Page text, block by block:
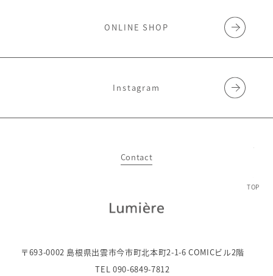
TOP
ONLINE SHOP
Instagram
Contact
〒693-0002 島根県出雲市今市町北本町2-1-6 COMICビル2階
TEL 090-6849-7812